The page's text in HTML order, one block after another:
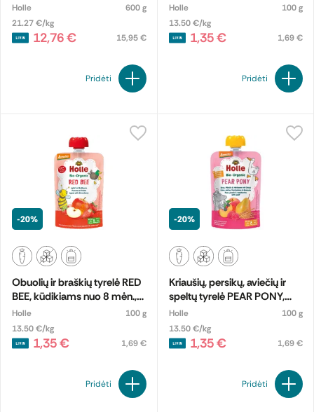
biodinaminis
Holle
600 g
21.27 €/kg
12,76 € 15,95 €
Pridėti
BUNNY, kūdikiams nuo 6
mėn., biodinaminė
Holle
100 g
13.50 €/kg
1,35 € 1,69 €
Pridėti
-20%
Obuolių ir braškių tyrelė RED
BEE, kūdikiams nuo 8 mėn.,
biodinaminė
Holle
100 g
13.50 €/kg
1,35 € 1,69 €
Pridėti
-20%
Kriaušių, persikų, aviečių ir
speltų tyrelė PEAR PONY,
kūdikiams nuo 8 mėn.,
biodinaminė
Holle
100 g
13.50 €/kg
1,35 € 1,69 €
Pridėti